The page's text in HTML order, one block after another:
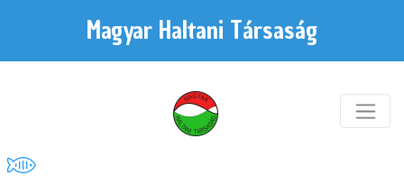
Magyar Haltani Társaság